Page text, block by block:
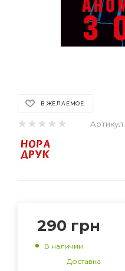
В ЖЕЛАЕМОЕ
Артикул:
290 грн
В наличии
Доставка